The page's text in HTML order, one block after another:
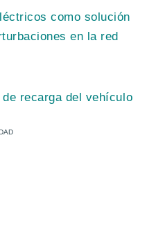
como solución
en la red
de recarga del vehículo